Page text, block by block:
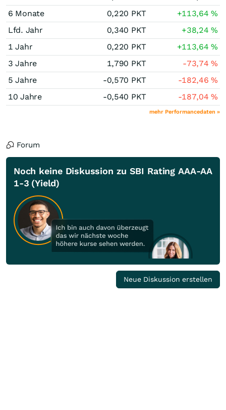
6 Monate
0,220 PKT +113,64%
Lfd. Jahr
0,340 PKT +38,24%
1 Jahr
0,220 PKT +113,64%
3 Jahre
1,790 PKT -73,74%
5 Jahre
-0,570 PKT -182,46%
10 Jahre
-0,540 PKT -187,04%
mehr Performancedaten »
Forum
Noch keine Diskussion zu SBI Rating AAA-AA
1-3 (Yield)
Neue Diskussion erstellen